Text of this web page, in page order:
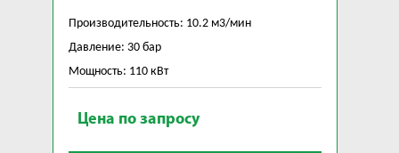
Производительность: 10.2 м3/мин
Давление: 30 бар
Мощность: 110 кВт
Цена по запросу